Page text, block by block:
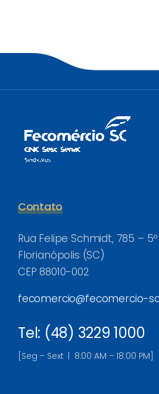
Contato
Rua Felipe Schmidt, 785 –
Florianópolis (SC)
CEP 88010-002
fecomercio@fecomercio-
Tel: (48) 3229 1000
[Seg – Sext | 8:00 AM – 18:00 PM]